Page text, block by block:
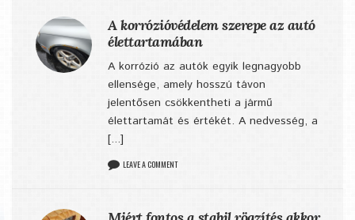
A korrózióvédelem szerepe az autó
élettartamában
A korrózió az autók egyik legnagyobb
ellensége, amely hosszú távon
jelentősen csökkentheti a jármű
élettartamát és értékét. A nedvesség, a
[...]
LEAVE A COMMENT